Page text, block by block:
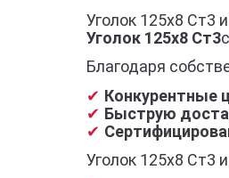
Уголок 125х8 Ст3
Уголок 125х8 Ст3
Благодаря
Конкурентные
Быструю
Уголок 125х8 Ст3